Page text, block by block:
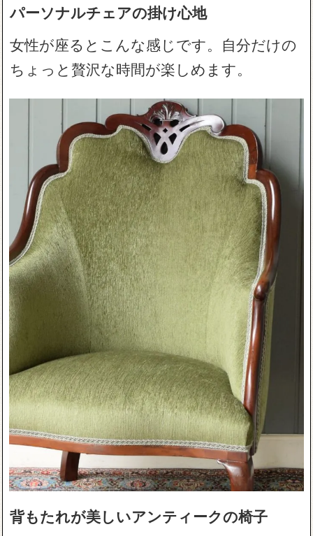
パーソナルチェアの掛け心地
女性が座るとこんな感じです。自分だけの
ちょっと贅沢な時間が楽しめます。
背もたれが美しいアンティークの椅子